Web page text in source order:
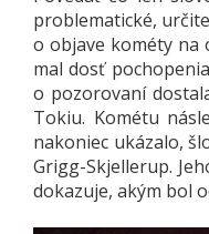
problematické,
o objave kométy na
mal dosť
o pozorovaní
Tokiu. Kométu
nakoniec ukázalo,
Grigg-Skjellerup.
dokazuje, akým bol